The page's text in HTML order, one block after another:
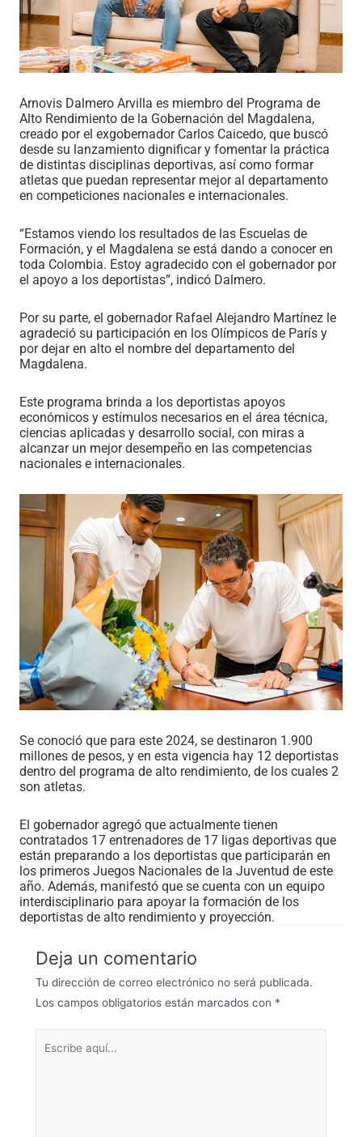
Arnovis Dalmero Arvilla es miembro del Programa de
Alto Rendimiento de la Gobernación del Magdalena,
creado por el exgobernador Carlos Caicedo, que buscó
desde su lanzamiento dignificar y fomentar la práctica
de distintas disciplinas deportivas, así como formar
atletas que puedan representar mejor al departamento
en competiciones nacionales e internacionales.
“Estamos viendo los resultados de las Escuelas de
Formación, y el Magdalena se está dando a conocer en
toda Colombia. Estoy agradecido con el gobernador por
el apoyo a los deportistas”, indicó Dalmero.
Por su parte, el gobernador Rafael Alejandro Martínez le
agradeció su participación en los Olímpicos de París y
por dejar en alto el nombre del departamento del
Magdalena.
Este programa brinda a los deportistas apoyos
económicos y estímulos necesarios en el área técnica,
ciencias aplicadas y desarrollo social, con miras a
alcanzar un mejor desempeño en las competencias
nacionales e internacionales.
Se conoció que para este 2024, se destinaron 1.900
millones de pesos, y en esta vigencia hay 12 deportistas
dentro del programa de alto rendimiento, de los cuales 2
son atletas.
El gobernador agregó que actualmente tienen
contratados 17 entrenadores de 17 ligas deportivas que
están preparando a los deportistas que participarán en
los primeros Juegos Nacionales de la Juventud de este
año. Además, manifestó que se cuenta con un equipo
interdisciplinario para apoyar la formación de los
deportistas de alto rendimiento y proyección.
Deja un comentario
Tu dirección de correo electrónico no será publicada.
Los campos obligatorios están marcados con *